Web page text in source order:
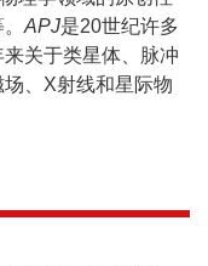
APJ是20世纪许多
关于类星体、脉冲
、X射线和星际物